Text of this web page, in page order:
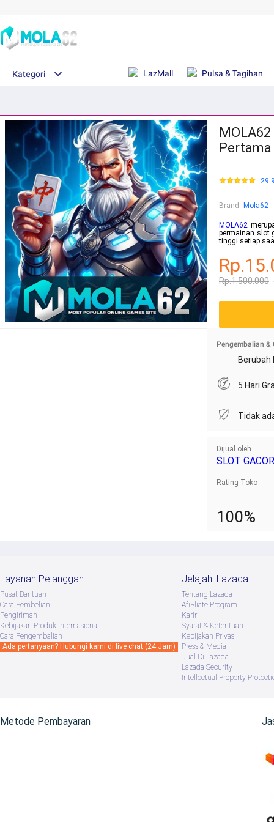
Kategori LazMall Pulsa & Tagihan
Brand : Mola62
MOLA62
permainan slot
tinggi setiap
Rp.1.500.000
Pengembalian &
Berubah
5 Hari
Tidak
Dijual oleh
SLOT GACOR
Rating Toko
100%
Layanan Pelanggan
Pusat Bantuan
Cara Pembelian
Pengiriman
Kebijakan Produk Internasional
Cara Pengembalian
Ada pertanyaan? Hubungi kami di live chat (24 Jam)
Jelajahi Lazada
Tentang Lazada
Afï¬liate Program
Karir
Syarat & Ketentuan
Kebijakan Privasi
Press & Media
Jual Di Lazada
Lazada Security
Intellectual Property
Metode Pembayaran